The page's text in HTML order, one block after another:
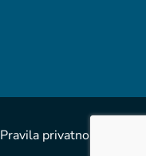
privatnosti